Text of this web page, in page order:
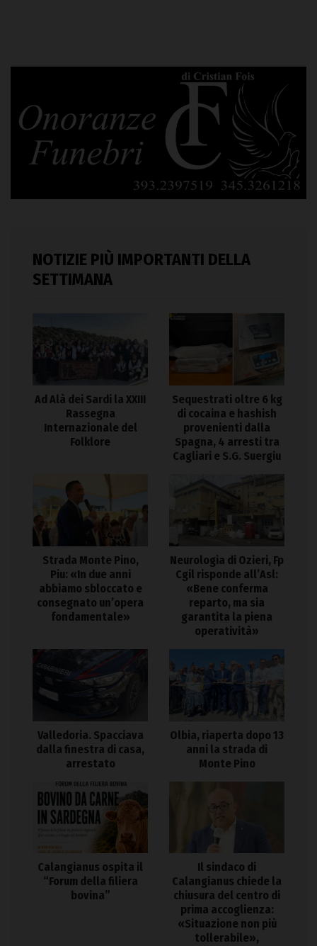
NOTIZIE PIÙ IMPORTANTI DELLA
SETTIMANA
Ad Alà dei Sardi la XXIII
Rassegna
Internazionale del
Folklore
Sequestrati oltre 6 kg
di cocaina e hashish
provenienti dalla
Spagna, 4 arresti tra
Cagliari e S.G. Suergiu
Strada Monte Pino,
Piu: «In due anni
abbiamo sbloccato e
consegnato un’opera
fondamentale»
Neurologia di Ozieri, Fp
Cgil risponde all’Asl:
«Bene conferma
reparto, ma sia
garantita la piena
operatività»
Valledoria. Spacciava
dalla finestra di casa,
arrestato
Olbia, riaperta dopo 13
anni la strada di
Monte Pino
Calangianus ospita il
“Forum della filiera
bovina”
Il sindaco di
Calangianus chiede la
chiusura del centro di
prima accoglienza:
«Situazione non più
tollerabile»,